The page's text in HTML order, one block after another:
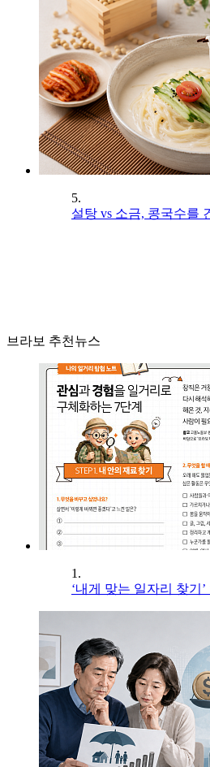
5.
설탕 vs 소금, 콩국수를
브라보 추천뉴스
1.
‘내게 맞는 일자리 찾기